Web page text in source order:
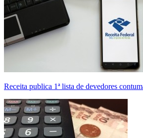
Receita publica 1ª lista de devedores